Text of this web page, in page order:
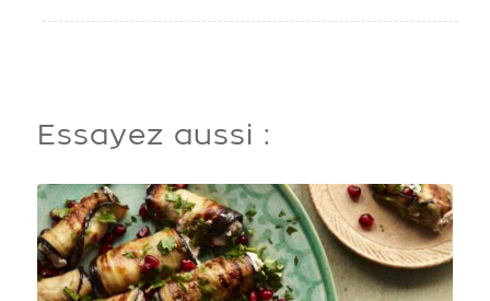
Essayez aussi :